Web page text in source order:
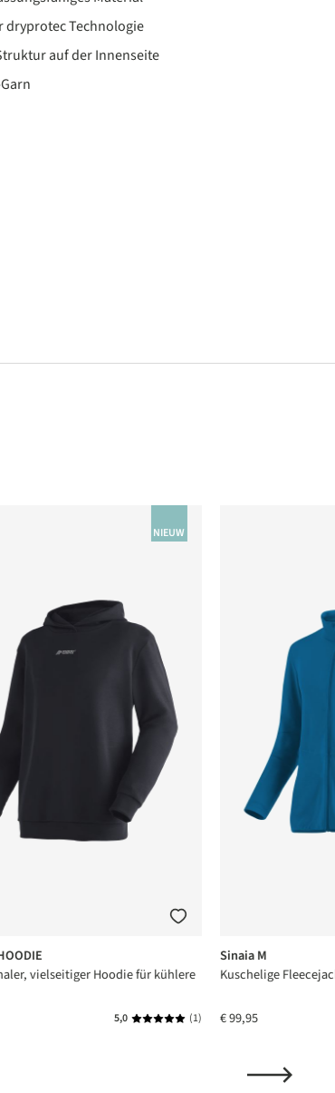
dryprotec Technologie
auf der Innenseite
NIEUW
vielseitiger Hoodie für kühlere
5,0 Gemiddelde waardering van 5
(1)
Sinaia M
Kuschelige
€ 99,95